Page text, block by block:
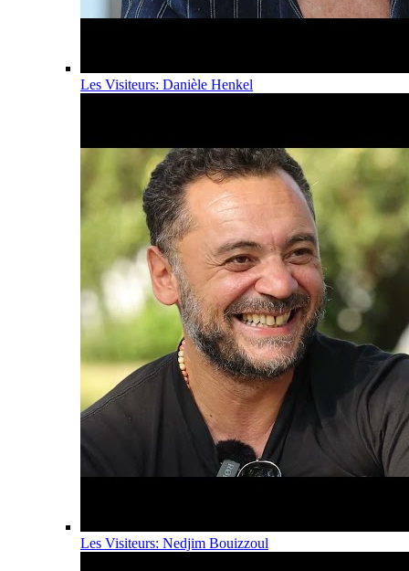
Les Visiteurs: Danièle Henkel
Les Visiteurs: Nedjim Bouizzoul